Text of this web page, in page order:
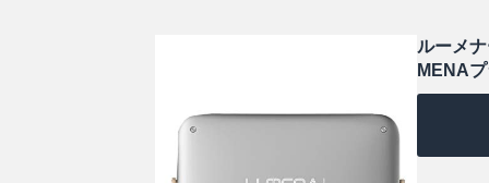
ルーメ
MENA